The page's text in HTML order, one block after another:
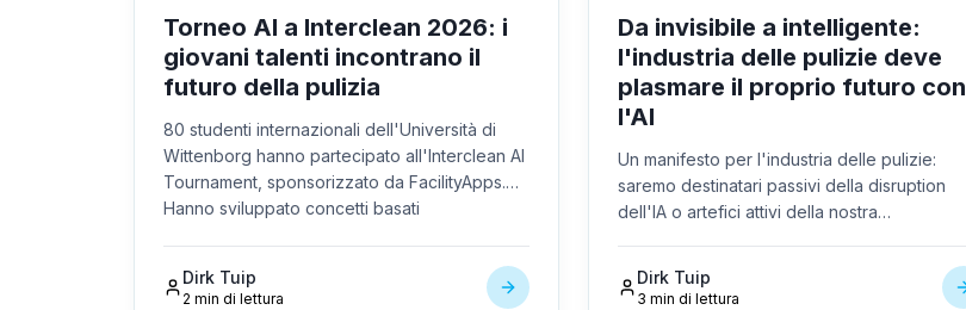
Torneo AI a Interclean 2026: i
giovani talenti incontrano il
futuro della pulizia
80 studenti internazionali dell'Università di
Wittenborg hanno partecipato all'Interclean AI
Tournament, sponsorizzato da FacilityApps.
Hanno sviluppato concetti basati
pulizie, dimostrando che il futuro delle pulizie
è intelligente e basato sui dati.
Dirk Tuip
2 min di lettura
Da invisibile a intelligente:
l'industria delle pulizie deve
plasmare il proprio futuro con
l'AI
Un manifesto per l'industria delle pulizie:
saremo destinatari passivi della disruption
dell'IA o artefici attivi della nostra
Dirk Tuip
3 min di lettura